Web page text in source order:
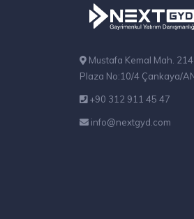
Mustafa Kemal Mah.
Plaza No:10/4 Çankaya/
+90 312 911 45 47
info@nextgyd.com